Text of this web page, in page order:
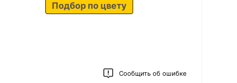
Подбор по цвету
Сообщить об ошибке